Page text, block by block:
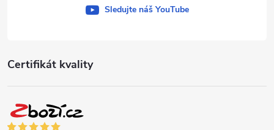
Certifikát kvality
Sledujte náš YouTube